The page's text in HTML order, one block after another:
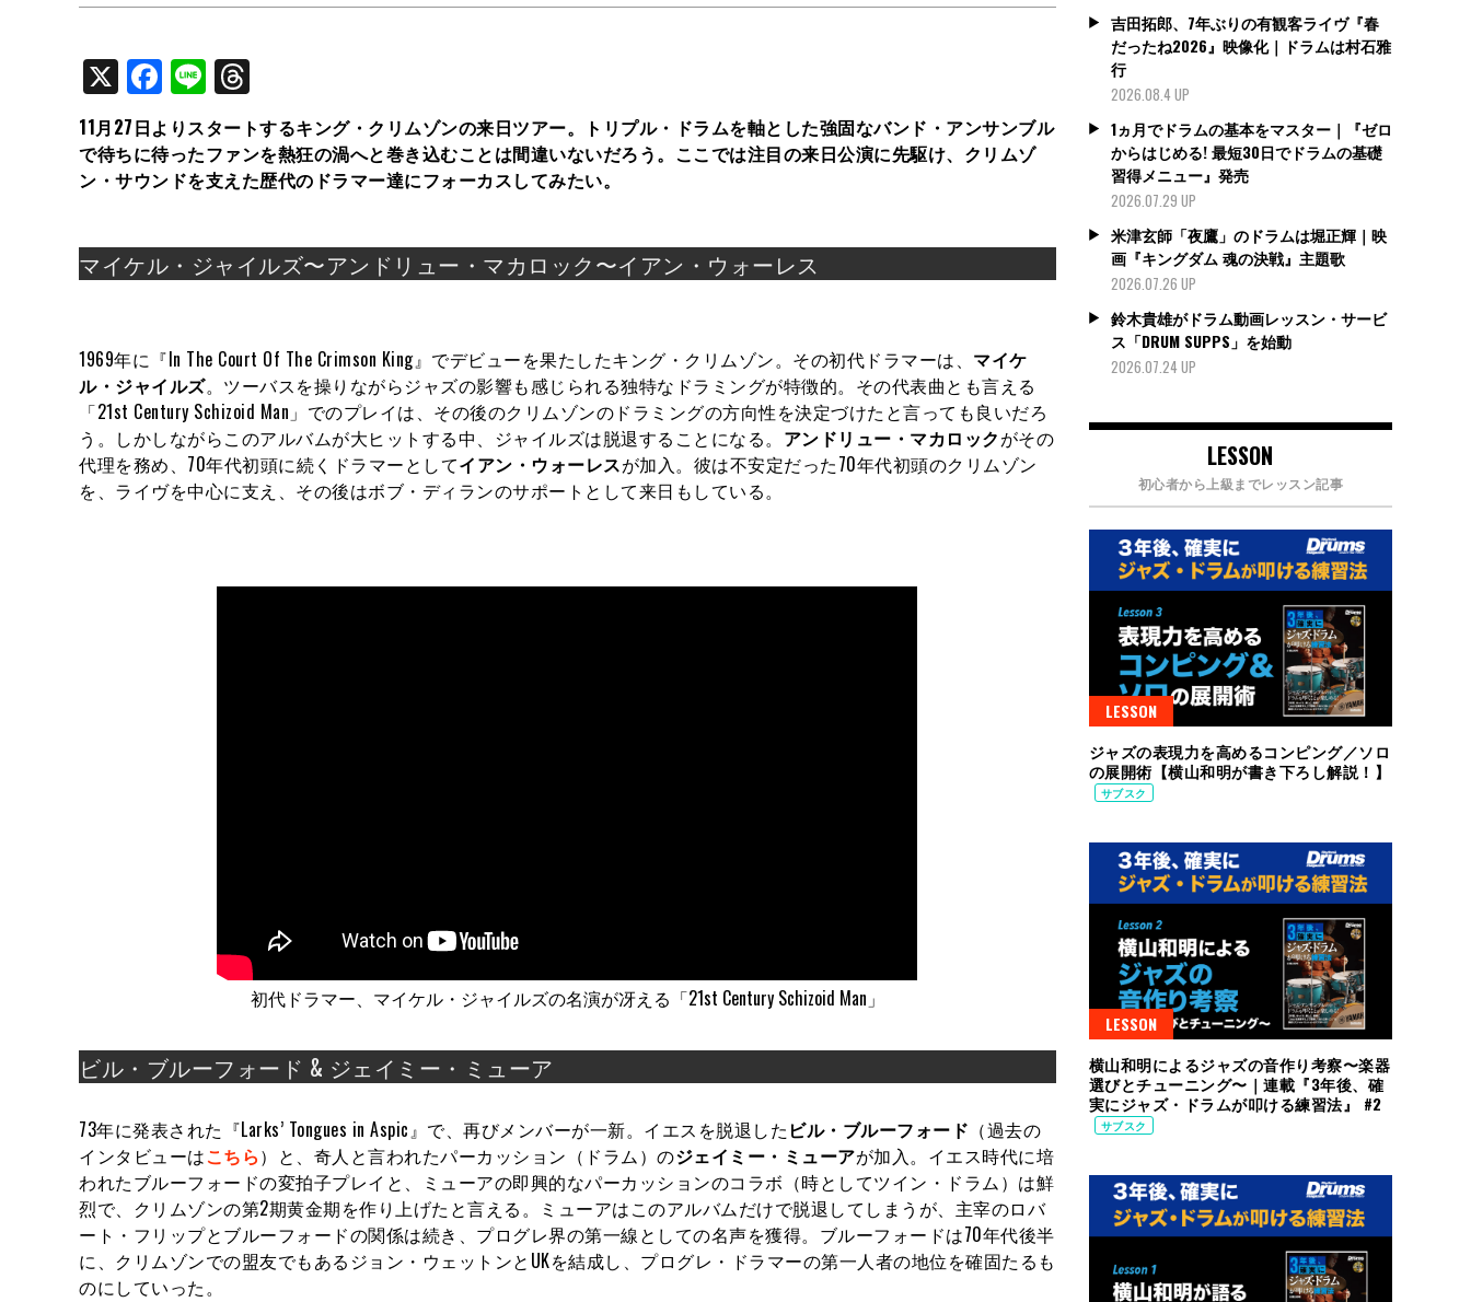
X Facebook
Line
11月27日よりスタートするキング・クリムゾンの来日ツアー。トリプル・ドラムを軸とした強固なバンド・アンサンブル
で待ちに待ったファンを熱狂の渦へと巻き込むことは間違いないだろう。ここでは注目の来日公演に先駆け、クリムゾ
ン・サウンドを支えた歴代のドラマー達にフォーカスしてみたい。
マイケル・ジャイルズ〜アンドリュー・マカロック〜イアン・ウォーレス
1969年に『In The Court Of The Crimson King』でデビューを果たしたキング・クリムゾン。その初代ドラマーは、 マイケ
ル・ジャイルズ。ツーバスを操りながらジャズの影響も感じられる独特なドラミングが特徴的。その代表曲とも言える
「21st Century Schizoid Man」でのプレイは、その後のクリムゾンのドラミングの方向性を決定づけたと言っても良いだろ
う。しかしながらこのアルバムが大ヒットする中、ジャイルズは脱退することになる。 アンドリュー・マカロックがその
代理を務め、70年代初頭に続くドラマーとしてイアン・ウォーレスが加入。彼は不安定だった70年代初頭のクリムゾン
を、ライヴを中心に支え、その後はボブ・ディランのサポートとして来日もしている。
初代ドラマー、マイケル・ジャイルズの名演が冴える「21st Century Schizoid Man」
ビル・ブルーフォード & ジェイミー・ミューア
73年に発表された『Larks’ Tongues in Aspic』で、再びメンバーが一新。イエスを脱退した ビル・ブルーフォード （過去の
インタビューはこちら）と、奇人と言われたパーカッション（ドラム）のジェイミー・ミューアが加入。イエス時代に培
われたブルーフォードの変拍子プレイと、ミューアの即興的なパーカッションのコラボ（時としてツイン・ドラム）は鮮
烈で、クリムゾンの第2期黄金期を作り上げたと言える。ミューアはこのアルバムだけで脱退してしまうが、主宰のロバ
ート・フリップとブルーフォードの関係は続き、プログレ界の第一線としての名声を獲得。ブルーフォードは70年代後半
に、クリムゾンでの盟友でもあるジョン・ウェットンとUKを結成し、プログレ・ドラマーの第一人者の地位を確固たるも
のにしていった。
吉田拓郎、7年ぶりの有観客ライヴ『春
だったね2026』映像化｜ドラムは村石雅
行
2026.08.4 UP
1ヵ月でドラムの基本をマスター｜『ゼロ
からはじめる! 最短30日でドラムの基礎
習得メニュー』発売
2026.07.29 UP
米津玄師「夜鷹」のドラムは堀正輝｜映
画『キングダム 魂の決戦』主題歌
2026.07.26 UP
鈴木貴雄がドラム動画レッスン・サービ
ス「DRUM SUPPS」を始動
2026.07.24 UP
LESSON
初心者から上級までレッスン記事
LESSON
ジャズの表現力を高めるコンピング／ソロ
の展開術【横山和明が書き下ろし解説！】
サブスク
LESSON
横山和明によるジャズの音作り考察〜楽器
選びとチューニング〜｜連載『3年後、確
実にジャズ・ドラムが叩ける練習法』 #2
サブスク